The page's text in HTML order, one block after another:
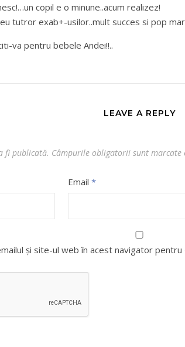
copil e o minune..acum realizez!
tutror exab+-usilor..mult succes si pop
va pentru bebele Andei!!..
LEAVE A REPLY
fi publicată. Câmpurile obligatorii sunt marcate
Email *
și site-ul web în acest navigator